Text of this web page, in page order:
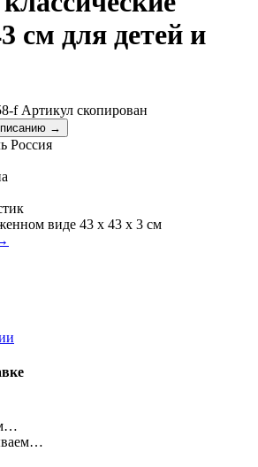
см для детей и
f Артикул скопирован
→
Россия
виде 43 х 43 х 3 см